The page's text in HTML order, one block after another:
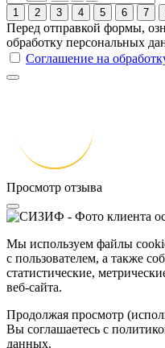
1 2 3 4 5 6 7
Перед отправкой формы,
обработку персональных
Соглашение на
Просмотр отзыва
Мы используем файлы
с пользователем, а также
статистические,
веб-сайта.
Продолжая просмотр
Вы соглашаетесь с
данных.